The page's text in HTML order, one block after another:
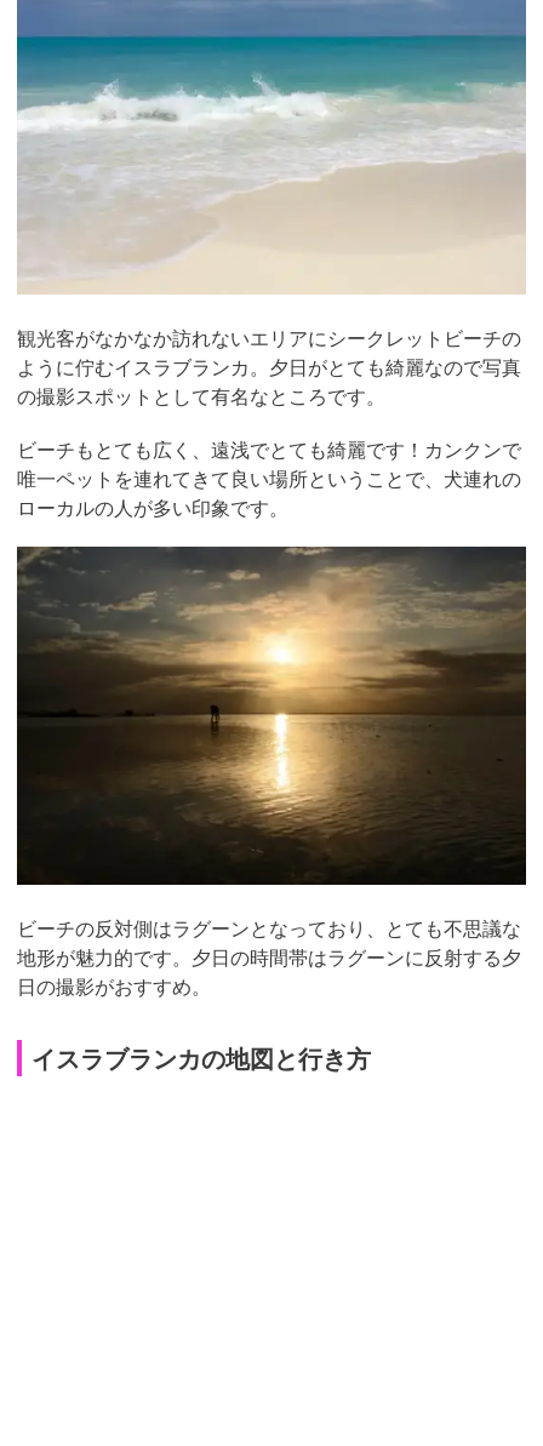
観光客がなかなか訪れないエリアにシークレットビーチの
ように佇むイスラブランカ。夕日がとても綺麗なので写真
の撮影スポットとして有名なところです。
ビーチもとても広く、遠浅でとても綺麗です！カンクンで
唯一ペットを連れてきて良い場所ということで、犬連れの
ローカルの人が多い印象です。
ビーチの反対側はラグーンとなっており、とても不思議な
地形が魅力的です。夕日の時間帯はラグーンに反射する夕
日の撮影がおすすめ。
イスラブランカの地図と行き方